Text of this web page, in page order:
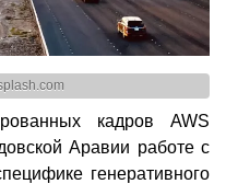
кадров AWS
Аравии работе с
генеративного